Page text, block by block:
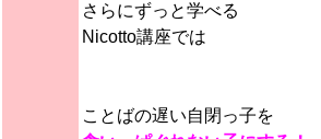
さらにずっと学べる
Nicotto講座では
ことばの遅い自閉っ子を